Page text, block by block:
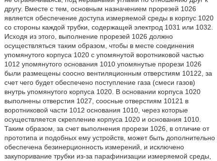
другу. Вместе с тем, основным назначением прорезей 1026
является обеспечение доступа измеряемой среды в корпус 1020
со стороны каждой трубки, содержащей электрод 1031 или 1032.
Исходя из этого, выполнение прорезей 1026 должно
осуществляться таким образом, чтобы в месте соединения
упомянутого корпуса 1020 с упомянутой воротниковой частью
1012 упомянутого основания 1010 упомянутые прорези 1026
были размещены соосно вентиляционным отверстиям 10122, за
счет чего будет обеспечено поступление газа (смеси газов)
внутрь упомянутого корпуса 1020. В основании корпуса 1020
выполнены отверстия 1027, соосные отверстиям 10121 в
воротниковой части 1012 основания 1010, через которые
осуществляется скрепление корпуса 1020 и основания 1010.
Таким образом, за счет выполнения прорези 1026, в отличие от
прототипа и подобных ему устройств, может быть дополнительно
обеспечена безинерционность измерений, и исключено
закупоривание трубки из-за парафинизации измеряемой среды,